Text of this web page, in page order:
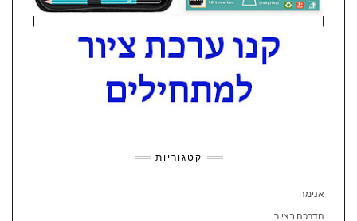
קטגוריות
אנימה
הדרכה בציור